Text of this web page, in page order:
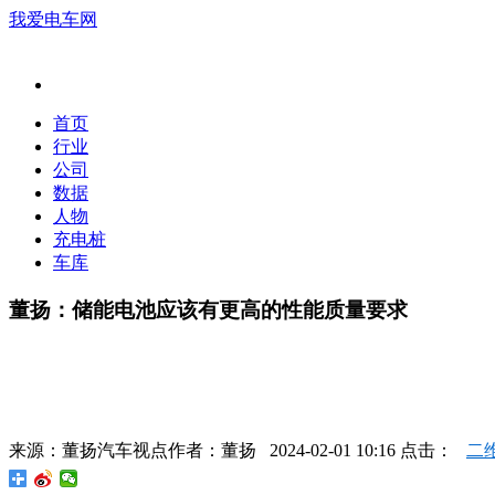
我爱电车网
首页
行业
公司
数据
人物
充电桩
车库
董扬：储能电池应该有更高的性能质量要求
来源： 董扬汽车视点作者： 董扬 2024-02-01 10:16 点击： 二